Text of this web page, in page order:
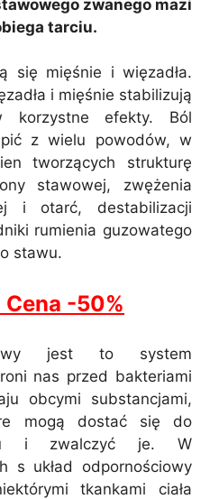
zwanego mazi
tarciu.
się mięśnie i więzadła.
i mięśnie stabilizują
korzystne efekty. Ból
z wielu powodów, w
tworzących strukturę
stawowej, zwężenia
i otarć, destabilizacji
rumienia guzowatego
stawu.
-50%
jest to system
nas przed bakteriami
obcymi substancjami,
mogą dostać się do
i zwalczyć je. W
s układ odpornościowy
tkankami ciała